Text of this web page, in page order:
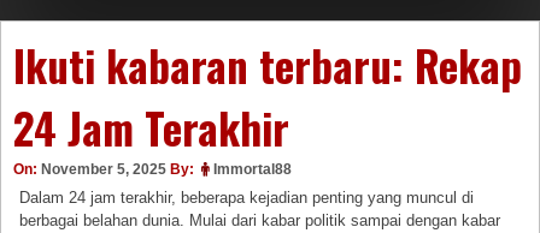
Ikuti kabaran terbaru: Rekap
24 Jam Terakhir
On: November 5, 2025 By: Immortal88
Dalam 24 jam terakhir, beberapa kejadian penting yang muncul di
berbagai belahan dunia. Mulai dari kabar politik sampai dengan kabar